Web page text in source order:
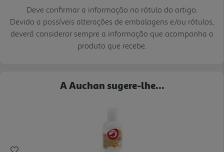
Deve confirmar a informação no rótulo do artigo.
Devido a possíveis alterações de embalagens e/ou rótulos,
deverá considerar sempre a informação que acompanha o
produto que recebe.
A Auchan sugere-lhe...